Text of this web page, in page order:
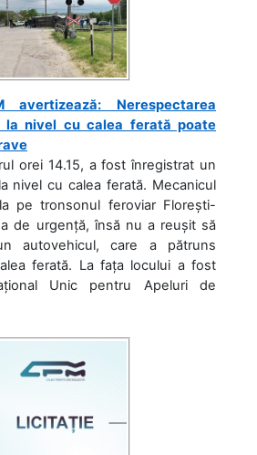
avertizează: Nerespectarea
la nivel cu calea ferată poate
orei 14.15, a fost înregistrat un
nivel cu calea ferată. Mecanicul
pe tronsonul feroviar Florești-
de urgență, însă nu a reușit să
autovehicul, care a pătruns
ferată. La fața locului a fost
Unic pentru Apeluri de